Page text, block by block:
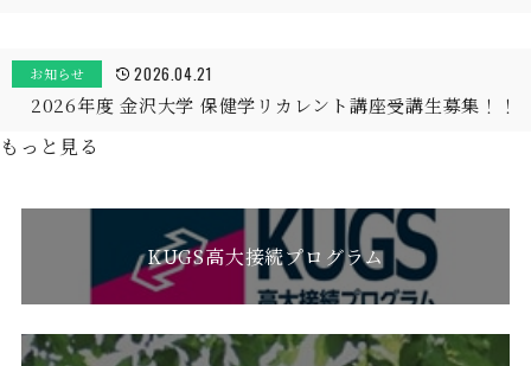
お知らせ 2026.04.21
2026年度 金沢大学 保健学リカレント講座受講生募集！！
もっと見る
KUGS高大接続プログラム